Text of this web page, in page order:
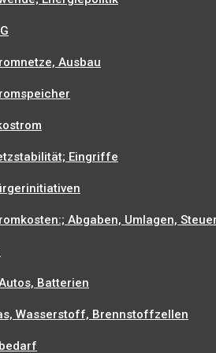
Ausbau
Eingriffe
Abgaben, Umlagen,
Batterien
Wasserstoff, Brennstoffzellen